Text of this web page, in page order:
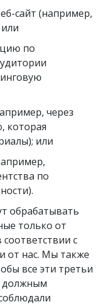
сайт (например,
по
через
которая
или
по
обрабатывать
только от
с
от нас. Мы также
все эти третьи
должным